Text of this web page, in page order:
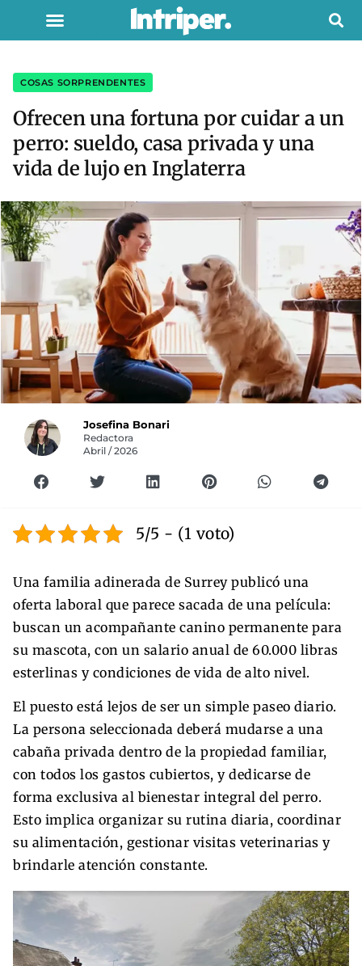
COSAS SORPRENDENTES
Ofrecen una fortuna por cuidar a un
perro: sueldo, casa privada y una
vida de lujo en Inglaterra
Josefina Bonari
Redactora
Abril / 2026
5/5 - (1 voto)
Una familia adinerada de Surrey publicó una
oferta laboral que parece sacada de una película:
buscan un acompañante canino permanente para
su mascota, con un salario anual de 60.000 libras
esterlinas y condiciones de vida de alto nivel.
El puesto está lejos de ser un simple paseo diario.
La persona seleccionada deberá mudarse a una
cabaña privada dentro de la propiedad familiar,
con todos los gastos cubiertos, y dedicarse de
forma exclusiva al bienestar integral del perro.
Esto implica organizar su rutina diaria, coordinar
su alimentación, gestionar visitas veterinarias y
brindarle atención constante.